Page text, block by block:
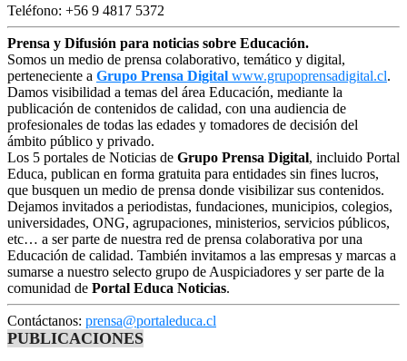
Teléfono: +56 9 4817 5372
Prensa y Difusión para noticias sobre Educación.
Somos un medio de prensa colaborativo, temático y digital,
perteneciente a Grupo Prensa Digital www.grupoprensadigital.cl.
Damos visibilidad a temas del área Educación, mediante la
publicación de contenidos de calidad, con una audiencia de
profesionales de todas las edades y tomadores de decisión del
ámbito público y privado.
Los 5 portales de Noticias de Grupo Prensa Digital, incluido Portal
Educa, publican en forma gratuita para entidades sin fines lucros,
que busquen un medio de prensa donde visibilizar sus contenidos.
Dejamos invitados a periodistas, fundaciones, municipios, colegios,
universidades, ONG, agrupaciones, ministerios, servicios públicos,
etc… a ser parte de nuestra red de prensa colaborativa por una
Educación de calidad. También invitamos a las empresas y marcas a
sumarse a nuestro selecto grupo de Auspiciadores y ser parte de la
comunidad de Portal Educa Noticias.
Contáctanos: prensa@portaleduca.cl
PUBLICACIONES